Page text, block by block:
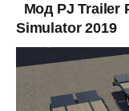
Мод PJ Trailer
Simulator 2019